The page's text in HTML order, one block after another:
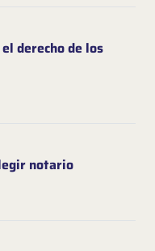
derecho de los
notario